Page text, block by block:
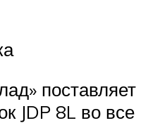
поставляет
JDP 8L во все